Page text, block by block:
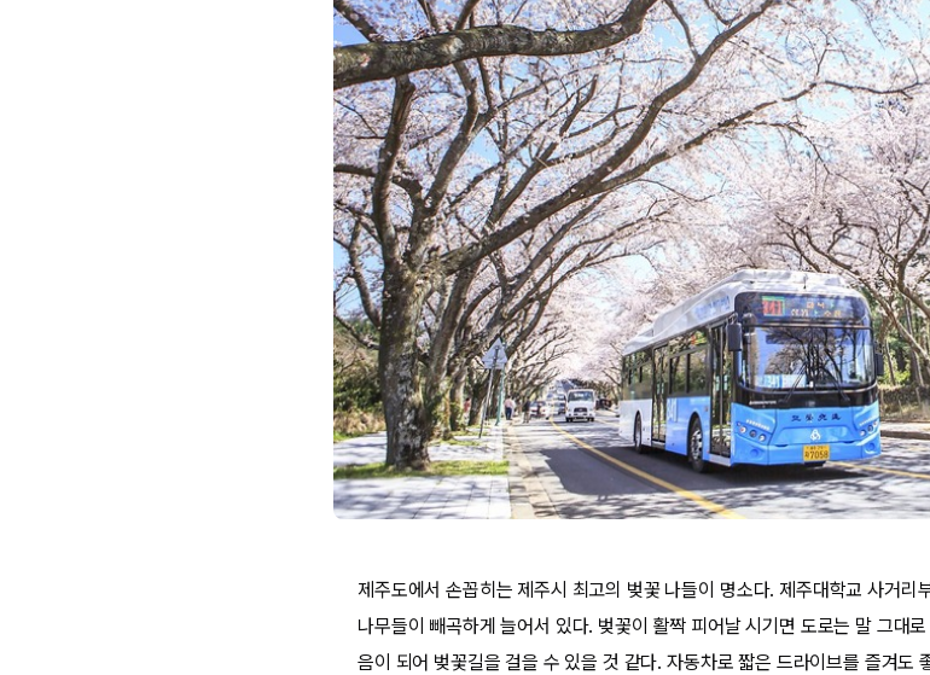
제주도에서 손꼽히는 제주시 최고의 벚꽃 나들이 명소다. 제주대학교 사거리
나무들이 빼곡하게 늘어서 있다. 벚꽃이 활짝 피어날 시기면 도로는 말 그대
음이 되어 벚꽃길을 걸을 수 있을 것 같다. 자동차로 짧은 드라이브를 즐겨도